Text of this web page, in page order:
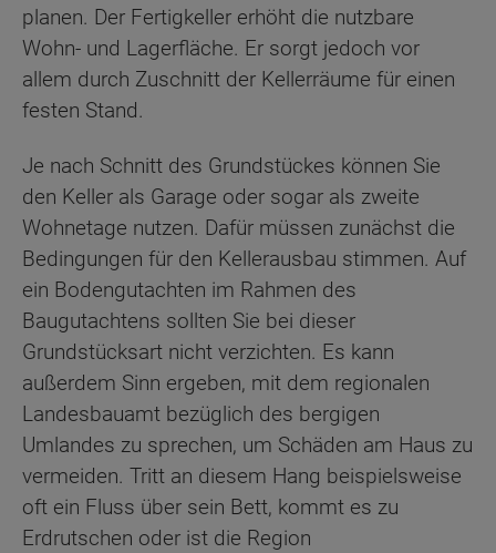
planen. Der Fertigkeller erhöht die nutzbare
Wohn- und Lagerfläche. Er sorgt jedoch vor
allem durch Zuschnitt der Kellerräume für einen
festen Stand.
Je nach Schnitt des Grundstückes können Sie
den Keller als Garage oder sogar als zweite
Wohnetage nutzen. Dafür müssen zunächst die
Bedingungen für den Kellerausbau stimmen. Auf
ein Bodengutachten im Rahmen des
Baugutachtens sollten Sie bei dieser
Grundstücksart nicht verzichten. Es kann
außerdem Sinn ergeben, mit dem regionalen
Landesbauamt bezüglich des bergigen
Umlandes zu sprechen, um Schäden am Haus zu
vermeiden. Tritt an diesem Hang beispielsweise
oft ein Fluss über sein Bett, kommt es zu
Erdrutschen oder ist die Region